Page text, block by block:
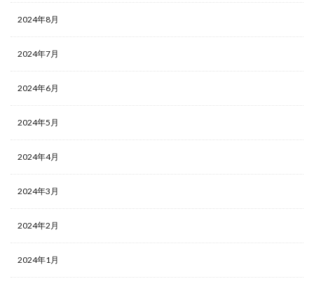
2024年8月
2024年7月
2024年6月
2024年5月
2024年4月
2024年3月
2024年2月
2024年1月